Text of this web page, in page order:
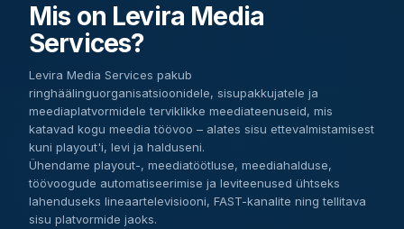
Mis on Levira Media
Services?
Levira Media Services pakub
ringhäälinguorganisatsioonidele, sisupakkujatele ja
meediaplatvormidele terviklikke meediateenuseid, mis
katavad kogu meedia töövoo – alates sisu ettevalmistamisest
kuni playout'i, levi ja halduseni.
Ühendame playout-, meediatöötluse, meediahalduse,
töövoogude automatiseerimise ja leviteenused ühtseks
lahenduseks lineaartelevisiooni, FAST-kanalite ning tellitava
sisu platvormide jaoks.